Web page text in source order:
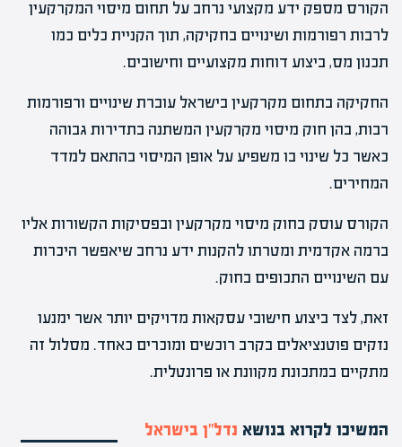
הקורס מספק ידע מקצועי נרחב על תחום מיסוי המקרקעין
לרבות רפורמות ושינויים בחקיקה, תוך הקניית כלים כמו
תכנון מס, ביצוע דוחות מקצועיים וחישובים.
החקיקה בתחום מקרקעין בישראל עוברת שינויים ורפורמות
רבות, בהן חוק מיסוי מקרקעין המשתנה בתדירות גבוהה
כאשר כל שינוי בו משפיע על אופן המיסוי בהתאם למדד
המחירים.
הקורס עוסק בחוק מיסוי מקרקעין ובפסיקות הקשורות אליו
ברמה אקדמית ומטרתו להקנות ידע נרחב שיאפשר היכרות
עם השינויים התכופים בחוק.
זאת, לצד ביצוע חישובי עסקאות מדויקים יותר אשר ימנעו
נזקים פוטנציאלים בקרב רוכשים ומוכרים כאחד. מסלול זה
מתקיים במתכונת מקוונת או פרונטלית.
המשיכו לקרוא בנושא נדל”ן בישראל